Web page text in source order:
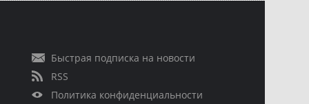
Быстрая подписка на новости
RSS
Политика конфиденциальности